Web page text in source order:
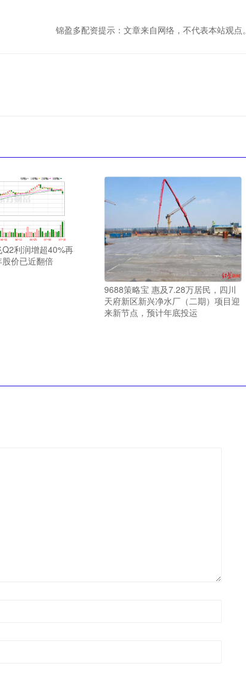
锦盈多配资提示：文章来自网络，不代表本站观点。
利润增超40%再
价已近翻倍
9688策略宝 惠及7.28万居民，四川
天府新区新兴净水厂（二期）项目迎
来新节点，预计年底投运